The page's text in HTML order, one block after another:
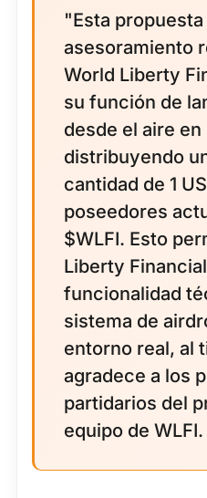
"Esta propuesta
asesoramiento
World Liberty
su función de
desde el aire en
distribuyendo
cantidad de 1
poseedores
$WLFI. Esto
Liberty
funcionalidad
sistema de
entorno real, al
agradece a los
partidarios del
equipo de WLFI.